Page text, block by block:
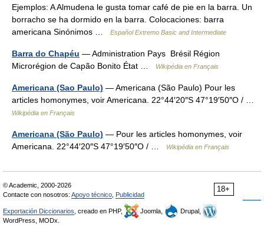
Ejemplos: A Almudena le gusta tomar café de pie en la barra. Un
borracho se ha dormido en la barra. Colocaciones: barra
americana Sinónimos …
Español Extremo Basic and Intermediate
Barra do Chapéu — Administration Pays Brésil Région
Microrégion de Capão Bonito État …
Wikipédia en Français
Americana (Sao Paulo) — Americana (São Paulo) Pour les
articles homonymes, voir Americana. 22°44′20″S 47°19′50″O / …
Wikipédia en Français
Americana (São Paulo) — Pour les articles homonymes, voir
Americana. 22°44′20″S 47°19′50″O / …
Wikipédia en Français
18+
© Academic, 2000-2026
Contacte con nosotros: Apoyo técnico Publicidad
Exportación Diccionarios , creado en PHP, Joomla,
Drupal,
WordPress, MODx.